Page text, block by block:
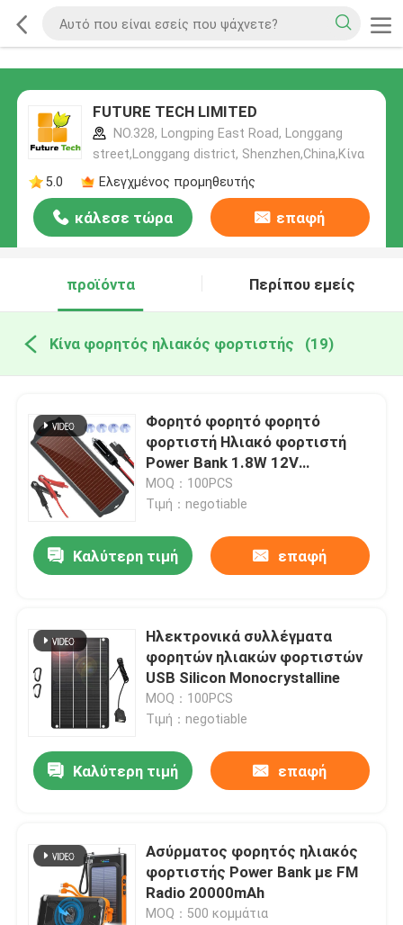
FUTURE TECH LIMITED
NO.328, Longping East Road, Longgang
street,Longgang district, Shenzhen,China,Κίνα
5.0
Ελεγχμένος προμηθευτής
κάλεσε τώρα επαφή
προϊόντα Περίπου εμείς
Κίνα φορητός ηλιακός φορτιστής (19)
Φορητό φορητό φορητό
φορτιστή Ηλιακό φορτιστή
Power Bank 1.8W 12V
αδιάβροχη ηλιακή φόρτιση
MOQ：100PCS
Τιμή：negotiable
Καλύτερη τιμή επαφή
Ηλεκτρονικά συλλέγματα
φορητών ηλιακών φορτιστών
USB Silicon Monocrystalline
MOQ：100PCS
Τιμή：negotiable
Καλύτερη τιμή επαφή
Ασύρματος φορητός ηλιακός
φορτιστής Power Bank με FM
Radio 20000mAh
MOQ：500 κομμάτια